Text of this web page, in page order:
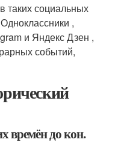
таких социальных
,
и Яндекс Дзен ,
событий,
времён до кон.